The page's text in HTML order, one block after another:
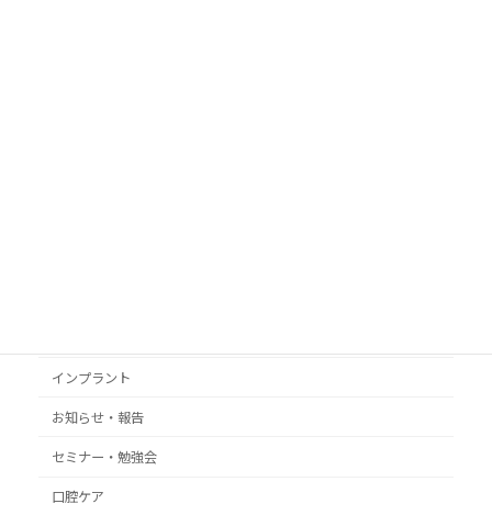
インプラント
お知らせ・報告
セミナー・勉強会
口腔ケア